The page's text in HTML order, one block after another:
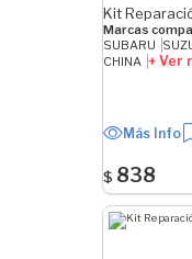
Kit
Marcas
SUBARU
CHINA + Ver
Más Info
$ 838